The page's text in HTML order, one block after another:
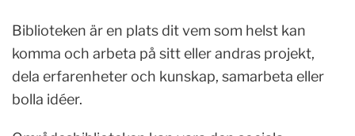
Biblioteken är en plats dit vem som helst kan
komma och arbeta på sitt eller andras projekt,
dela erfarenheter och kunskap, samarbeta eller
bolla idéer.